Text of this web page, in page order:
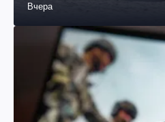
Вчера